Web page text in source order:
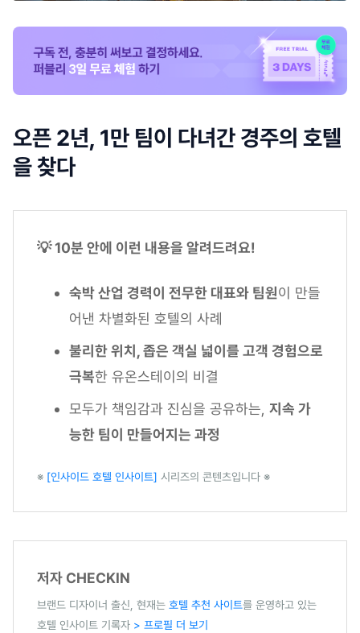
오픈 2년, 1만 팀이 다녀간 경주의 호텔
을 찾다
💡 10분 안에 이런 내용을 알려드려요!
숙박 산업 경력이 전무한 대표와 팀원이 만들
어낸 차별화된 호텔의 사례
불리한 위치, 좁은 객실 넓이를 고객 경험으로
극복한 유온스테이의 비결
모두가 책임감과 진심을 공유하는, 지속 가
능한 팀이 만들어지는 과정
※ [인사이드 호텔 인사이트] 시리즈의 콘텐츠입니다 ※
저자 CHECKIN
브랜드 디자이너 출신, 현재는 호텔 추천 사이트를 운영하고 있는
호텔 인사이트 기록자 > 프로필 더 보기